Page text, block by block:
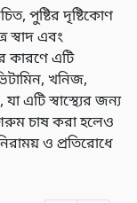
পুষ্টির দৃষ্টিকোণ
স্বাদ এবং
কারণে এটি
খনিজ,
এটি স্বাস্থ্যের জন্য
চাষ করা হলেও
ও প্রতিরোধে